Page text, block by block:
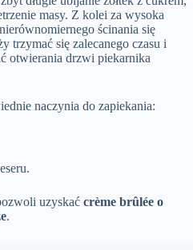
masy. Z kolei za wysoka
ścinania się
trzymać się zalecanego czasu i
otwierania drzwi piekarnika
naczynia do zapiekania:
uzyskać crème brûlée o
.